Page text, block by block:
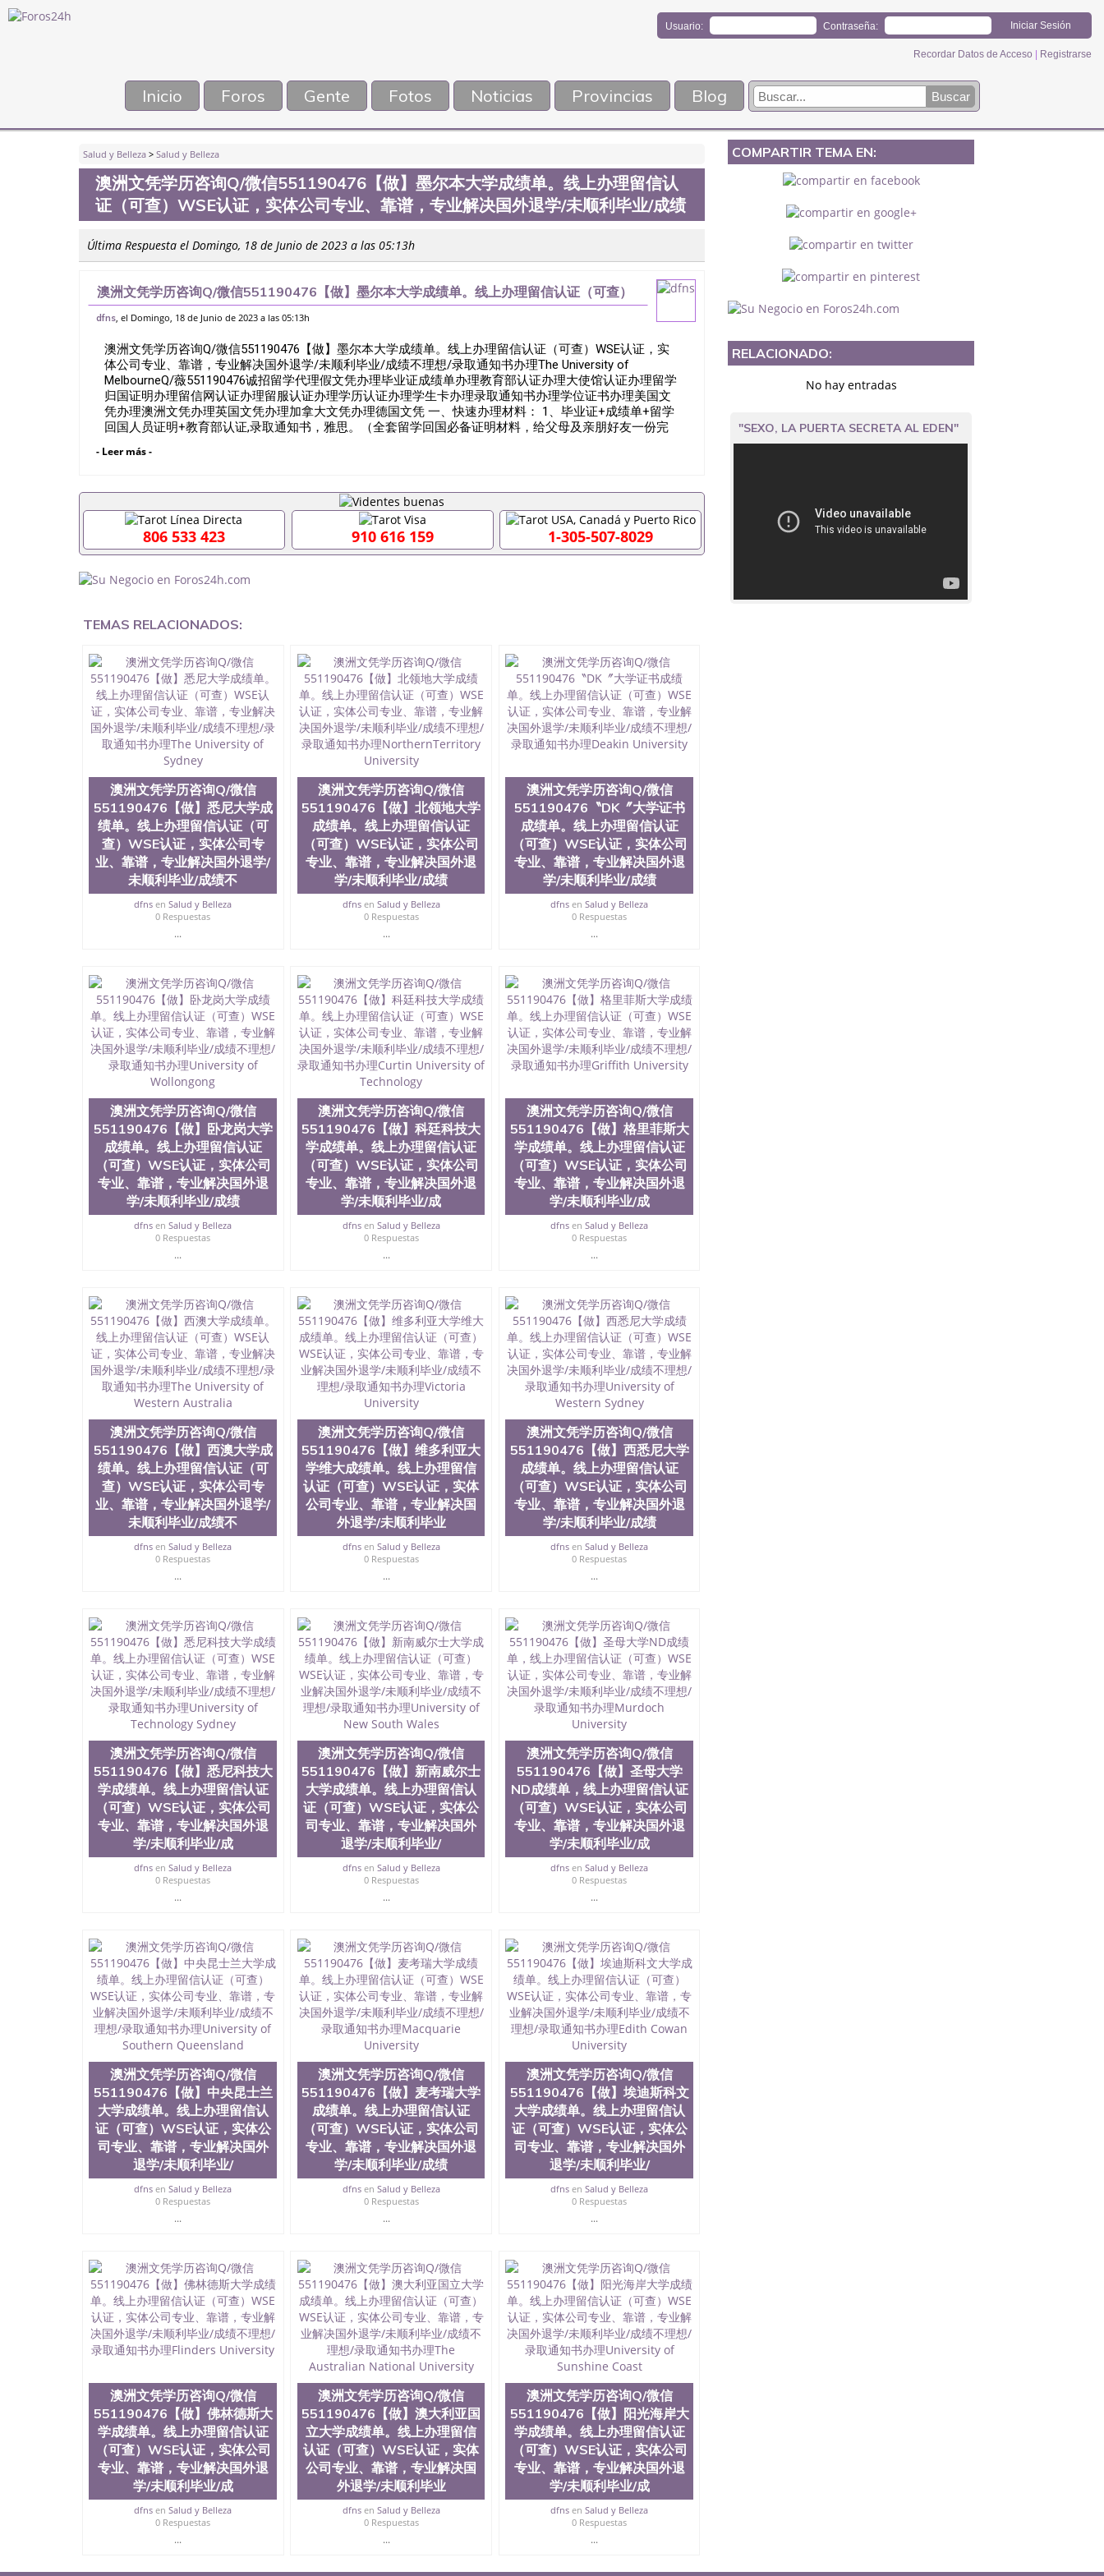
Usuario: Contraseña:
Recordar Datos de Acceso Registrarse
Inicio Foros Gente Fotos Noticias Provincias Blog
Salud y Belleza > Salud y Belleza
澳洲文凭学历咨询Q/微信551190476【做】墨尔本大学成绩单。线上办理留信认
证（可查）WSE认证，实体公司专业、靠谱，专业解决国外退学/未顺利毕业/成绩
Última Respuesta el Domingo, 18 de Junio de 2023 a las 05:13h
澳洲文凭学历咨询Q/微信551190476【做】墨尔本大学成绩单。线上办理留信认证（可查）
WSE认证，实体公司专业、靠谱，专业解决国外退学/未顺利毕业/成绩
dfns, el Domingo, 18 de Junio de 2023 a las 05:13h
澳洲文凭学历咨询Q/微信551190476【做】墨尔本大学成绩单。线上办理留信认证（可查）WSE认证，实
体公司专业、靠谱，专业解决国外退学/未顺利毕业/成绩不理想/录取通知书办理The University of
MelbourneQ/薇551190476诚招留学代理假文凭办理毕业证成绩单办理教育部认证办理大使馆认证办理留学
归国证明办理留信网认证办理留服认证办理学历认证办理学生卡办理录取通知书办理学位证书办理美国文
凭办理澳洲文凭办理英国文凭办理加拿大文凭办理德国文凭 一、快速办理材料： 1、毕业证+成绩单+留学
回国人员证明+教育部认证,录取通知书，雅思。（全套留学回国必备证明材料，给父母及亲朋好友一份完
签都可以用到）。 注：上述材料，随时都可以安排办理，毕业证成绩单，学校，专业，学位，毕业时间都
551190476要定居国外需要办理什么材料551190476入职事业单位/国企假的毕业证会查吗551190476入职
国企/事业单位需要些什么材料551190476办理假毕业证在国内能用吗, 挂科拿不到毕业证怎么办, 毕业证丢
了怎么办, 没有正常毕业怎么办理毕业证,没毕业可以办学历认证吗,您是否因为中途辍学、挂科而没有正常
毕业551190476您是否因为递交材料不齐而被拒之门外551190476您是否因没正常毕业而导致回国得不到教
育部认证在校挂科了不想读了,成绩不理想毕不了业怎么办551190476找工作没有文凭怎么办,怎么办理本科/
文凭551190476国外本科毕业证怎么办理551190476国外大学文凭可以打工作吗551190476怎么办理 外假毕
551190476哪里可以办理水印成绩单551190476哪里可以修改成绩单GPA分数551190476假毕业证能查出来
信551190476国外毕业证去哪认证QQ微信551190476找毕业证封皮QQ微信551190476国外毕业证外壳定制
QQ微信551190476快速代办国外毕业证QQ微信551190476快速拿到国外文凭QQ微信551190476国外留学文
凭认证QQ微信551190476国外文凭回国认证QQ微信551190476泰国文凭办理QQ微信551190476法国留学回
国证明QQ微信551190476 国外烫金照片QQ微信551190476外国文凭在中国有用吗QQ微信551190476德国留
学回国证明QQ微信551190476爱尔兰留学回国证明QQ微信551190476国外硕士文凭办理QQ微信551190476
网上买文凭可靠吗QQ微信551190476买国外文凭质量QQ微信551190476国外本科毕业证怎么办理QQ微信
551190476国外大学文凭真制作QQ微信551190476办国外文凭可找工作QQ微信551190476国外大学有毕业
证QQ微信551190476办理国外毕业证价格QQ微信551190476国外编号查询QQ微信551190476办理国外文凭
要交定金吗QQ微信551190476办国外可查文凭QQ微信551190476网上购买真文凭可信吗QQ微信551190476
学士学位证书查询机构QQ微信551190476 国外资格证书办理QQ微信551190476如何办理学历认证QQ微信
551190476海外文凭认证办理QQ微信551190476 圣何塞州立大学（San Jose State University, 又译为“圣荷
西州立大学”）成立于1857年，简称SJSU，是加州历史悠久的大学之一，也是美西地区的公立大学之一。
位于圣何塞市San Jose中心，占地154公顷。它是一所位于加利福尼亚州的著名综合性公立大学，它以极
高的就业率，全美名列前茅的毕业薪资，浓厚的多元化学术氛围，杰出的本科教育质量，被《福克斯》杂
志评选为全美50强公立综合性大学，每年有来自世界各地的成百上千的海外学生前往求学。 至今，这是一
所在世界上享有学术地位、声誉、实习机会和影响力的高等教育机构，并获誉为美国本科教育质量的核心
代表。其计算机系与会计系更是在当今美国大学教学排名中表现优异。其毕业生大多可以在其所处地域的
世界硅谷中心得到工作机会。许多硅谷公司甚至在学生大三和大四的学期提供许多相应科系的实习机会。
无论是加州大学系统(UC)，还是加州州立大学系统(CSU), 圣何塞州立大学都占据着加州所有大学中的地理
有学生三万人，超过134种学士学科和65个硕士学科，并有来自世界60余国的学生来此就读。其有名的科
系如计算机科学，电子工程学，工商管理学，艺术设计，和航空学等，深受性肯定及好评；而各种大学部
和研究所的商学课程也吸引了众多不同国家的专业人士前来研究与学习。 二、办理流程： 1、收集客户办
理信息； 2、客户付定金下单； 3、公司确认到账转制作点做电子图； 4、电子图做好发给客户确认； 5、
电子图确认好转成品部做成品； 6、成品做好拍照或者视频确认再付余款； 7、快递给客户（国内顺丰，国
外DHL）。 三、真实网上可查的证明材料 1、教育部学历学位认证，留服真实存档可查，存档。 2、留学回
国人员证明（使馆认证），使馆网站真实存档可查。 3、留信网真实可查认证办理，存档可查，终身受
用。 四、办理流程农业科学院、艺术与建筑学院、商学院、交流学院、地球及物质科学院、教育学院、工
程学院、健康与人类发展学院、信息工程与科学学院、人文学院、护理学院、科学学院等。学校的教育学
院排名在全美前十名，工学院排名在前十五名，且继续攀升中。纽约大学为学生们提供本科、硕士及博士
学位。学校的专业课程包括：会计学、MBA、财务、教育、建筑工程、经济、医学、护理、文学、音乐、
生物学、统计学、美术、电子工程、天文学、农业、环境污染控制、历史、电气工程、生物工程、建筑设
计、工商管理、材料科学、机械工程、航天工程、土木工程、数学、化学、英语、社会科学、心理学、戏
剧、市场营销、机械工程、计算机科学、物理学、人工智能、商科、金融专业 1、客户提供相关材料，确
定客户办理信息，给出操作方案； 2、补充毕业证成绩单等相关材料； 3、留服注册申请账号，付定金；
4、预约递交时间，公司人员陪同客户本人一起去留服递交材料； 5、等待结果，完成结果书留服直接邮寄
给客户 6、客户确认收到结果，付余款。 我们对海外大学及学院的毕业证成绩单所使用的材料，尺寸大
小，防伪结构（包括：水印，阴影底纹，钢印LOGO烫金烫银，LOGO烫金烫银复合重叠。 文字图案浮雕，
激光镭射，紫外荧光，温感，复印防伪）都有原版本文凭对照。质量得到了广大海外客户群体的认可，同
版，尺寸大小，纸张材质，防伪技术等等，并在时间收集到原版实物，以求达到客户的需求。 我们的优
势： 我们在保证合理定价的同时，坚持较高性价比，通过品质和效率不断优化，为您倾情诠释什么是高性
价比。 咨询顾问：Sam q/微信:551190476 Q/微信:551190476办理毕业证成绩单、教育部认证,录取通知
书，雅思，留学回国证明.
公司专业制作、办理、仿制、成绩单文凭、改成绩、教育部学历学位认证、毕业证、成绩单、文凭、学历
文凭、假文凭假毕业证假学历书制作、假制作、办理、仿制学位证书、毕业证文凭、文凭毕业证、毕业证
认证、留服认证、使馆认证、使馆证明、使馆留学回国人员证明、留学生认证、学历认证、文凭认证学位
认证、留学生学历认证、留学生学位认证、英国文凭学历、美国文凭学历、澳洲文凭学历、加拿大文凭学
历、新西兰学历认证等q:551190476 微信：551190476 圣何塞州立大学毕业证（San Jose State
University）圣何塞州立大学毕业证（San Jose State University）圣何塞州立大学毕业证（San Jose State
University）圣何塞州立大学成绩单（San Jose State University）圣何塞州立大学成绩单（ San Jose State
University）圣何塞州立大学成绩单（San Jose State University）成绩单圣何塞州立大学文凭（San Jose
State University）圣何塞州立大学（San Jose State University）圣何塞州立大学（San Jose State
University）圣何塞州立大学（ San Jose State University）圣何塞州立大学（San Jose State University）
圣何塞州立大学文凭（San Jose State University）圣何塞州立大学文凭（San Jose State University）文凭
圣何塞州立大学文凭（San Jose State University）圣何塞州立大学学历（ San Jose State University）圣何
塞州立大学学历（San Jose State University）圣何塞州立大学学历（San Jose State University）圣 塞州立
大学学历（San Jose State University）圣何塞州立大学（San Jose State University）圣何塞州立大学
State University）圣何塞州立大学学位证（San Jose State University）圣何塞州立大学（San Jose State
University）圣何塞州立大学（San Jose State University）圣何塞州立大学（San Jose State University）圣
何塞州立大学（San Jose State University）圣何塞州立大学学位证（San Jose State University）圣何塞州
立大学学位证（San Jose State University）圣何塞州立大学结业证（San Jose State University）圣何塞州
立大学结业证（San Jose State University）圣何塞州立大学结业证（San Jose State University）圣何塞州
立大学学位证（San Jose State University）圣何塞州立大学学位证（San Jose State University）圣何塞州
立大学学历证书（San Jose State University）圣何塞州立大学学历证书（San Jose State University）圣何
塞州立大学学历证书（San Jose State University）澳洲读书未毕业找人做文凭学位qq微信551190476澳洲
读CQU中央昆士兰大学学历 绩单购买学位证书/澳洲读本科硕士做文凭/购买澳洲大学毕业证成绩单假文凭
学历offieUniversityofSouthernQueensland 澳洲读书未毕业找人做文凭学位qq微信551190476澳洲读CQU中
央昆士兰大学学历成绩单购买学位证书/澳洲读本科硕士做文凭/购买澳洲大学毕业证成绩单假文凭学历澳
洲文凭学历咨询Q/微信551190476【做】墨尔本大学成绩单。线上办理留信认证（可查）WSE认证，实体
公司专业、靠谱，专业解决国外退学/未顺利毕业/成绩不理想/录取通知书办理The University of Melbourne
- Leer más -
806 533 423 910 616 159 1-305-507-8029
TEMAS RELACIONADOS:
澳洲文凭学历咨询Q/微信
551190476【做】悉尼大学成
绩单。线上办理留信认证（可
查）WSE认证，实体公司专
业、靠谱，专业解决国外退学/
未顺利毕业/成绩不
dfns enSalud y Belleza
0 Respuestas
...
澳洲文凭学历咨询Q/微信
551190476【做】北领地大学
成绩单。线上办理留信认证
（可查）WSE认证，实体公司
专业、靠谱，专业解决国外退
学/未顺利毕业/成绩
dfnsen Salud y Belleza
0 Respuestas
...
澳洲文凭学历咨询Q/微信
551190476〝DK〞大学证书
成绩单。线上办理留信认证
（可查）WSE认证，实体公司
专业、靠谱，专业解决国外退
学/未顺利毕业/成绩
dfns enSalud y Belleza
0 Respuestas
...
澳洲文凭学历咨询Q/微信
551190476【做】卧龙岗大学
成绩单。线上办理留信认证
（可查）WSE认证，实体公司
专业、靠谱，专业解决国外退
学/未顺利毕业/成绩
dfns enSalud y Belleza
0 Respuestas
...
澳洲文凭学历咨询Q/微信
551190476【做】科廷科技大
学成绩单。线上办理留信认证
（可查）WSE认证，实体公司
专业、靠谱，专业解决国外退
学/未顺利毕业/成
dfnsen Salud y Belleza
0 Respuestas
...
澳洲文凭学历咨询Q/微信
551190476【做】格里菲斯大
学成绩单。线上办理留信认证
（可查）WSE认证，实体公司
专业、靠谱，专业解决国外退
学/未顺利毕业/成
dfns enSalud y Belleza
0 Respuestas
...
澳洲文凭学历咨询Q/微信
551190476【做】西澳大学成
绩单。线上办理留信认证（可
查）WSE认证，实体公司专
业、靠谱，专业解决国外退学/
未顺利毕业/成绩不
dfns enSalud y Belleza
0 Respuestas
...
澳洲文凭学历咨询Q/微信
551190476【做】维多利亚大
学维大成绩单。线上办理留信
认证（可查）WSE认证，实体
公司专业、靠谱，专业解决国
外退学/未顺利毕业
dfnsen Salud y Belleza
0 Respuestas
...
澳洲文凭学历咨询Q/微信
551190476【做】西悉尼大学
成绩单。线上办理留信认证
（可查）WSE认证，实体公司
专业、靠谱，专业解决国外退
学/未顺利毕业/成绩
dfns enSalud y Belleza
0 Respuestas
...
澳洲文凭学历咨询Q/微信
551190476【做】悉尼科技大
学成绩单。线上办理留信认证
（可查）WSE认证，实体公司
专业、靠谱，专业解决国外退
学/未顺利毕业/成
dfns enSalud y Belleza
0 Respuestas
...
澳洲文凭学历咨询Q/微信
551190476【做】新南威尔士
大学成绩单。线上办理留信认
证（可查）WSE认证，实体公
司专业、靠谱，专业解决国外
退学/未顺利毕业/
dfnsen Salud y Belleza
0 Respuestas
...
澳洲文凭学历咨询Q/微信
551190476【做】圣母大学
ND成绩单，线上办理留信认证
（可查）WSE认证，实体公司
专业、靠谱，专业解决国外退
学/未顺利毕业/成
dfns enSalud y Belleza
0 Respuestas
...
澳洲文凭学历咨询Q/微信
551190476【做】中央昆士兰
大学成绩单。线上办理留信认
证（可查）WSE认证，实体公
司专业、靠谱，专业解决国外
退学/未顺利毕业/
dfns enSalud y Belleza
0 Respuestas
...
澳洲文凭学历咨询Q/微信
551190476【做】麦考瑞大学
成绩单。线上办理留信认证
（可查）WSE认证，实体公司
专业、靠谱，专业解决国外退
学/未顺利毕业/成绩
dfnsen Salud y Belleza
0 Respuestas
...
澳洲文凭学历咨询Q/微信
551190476【做】埃迪斯科文
大学成绩单。线上办理留信认
证（可查）WSE认证，实体公
司专业、靠谱，专业解决国外
退学/未顺利毕业/
dfns enSalud y Belleza
0 Respuestas
...
澳洲文凭学历咨询Q/微信
551190476【做】佛林德斯大
学成绩单。线上办理留信认证
（可查）WSE认证，实体公司
专业、靠谱，专业解决国外退
学/未顺利毕业/成
dfns enSalud y Belleza
0 Respuestas
...
澳洲文凭学历咨询Q/微信
551190476【做】澳大利亚国
立大学成绩单。线上办理留信
认证（可查）WSE认证，实体
公司专业、靠谱，专业解决国
外退学/未顺利毕业
dfnsen Salud y Belleza
0 Respuestas
...
澳洲文凭学历咨询Q/微信
551190476【做】阳光海岸大
学成绩单。线上办理留信认证
（可查）WSE认证，实体公司
专业、靠谱，专业解决国外退
学/未顺利毕业/成
dfns enSalud y Belleza
0 Respuestas
...
COMPARTIR TEMA EN:
RELACIONADO:
No hay entradas
"SEXO, LA PUERTA SECRETA AL EDEN"